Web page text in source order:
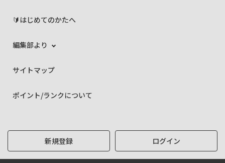
🔰はじめてのかたへ
編集部より
サイトマップ
ポイント/ランクについて
新規登録 ログイン